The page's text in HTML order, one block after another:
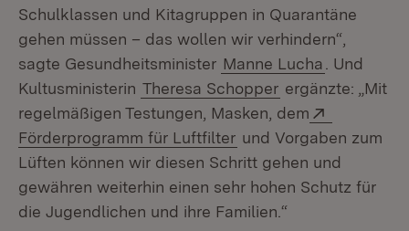
Schulklassen und Kitagruppen in Quarantäne
gehen müssen – das wollen wir verhindern“,
sagte Gesundheitsminister Manne Lucha
. Und
Kultusministerin Theresa Schopper ergänzte: „Mit
regelmäßigen Testungen, Masken, dem
Förderprogramm für Luftfilter (Öffnet in neuem
und Vorgaben zum
Lüften können wir diesen Schritt gehen und
gewähren weiterhin einen sehr hohen Schutz für
die Jugendlichen und ihre Familien.“